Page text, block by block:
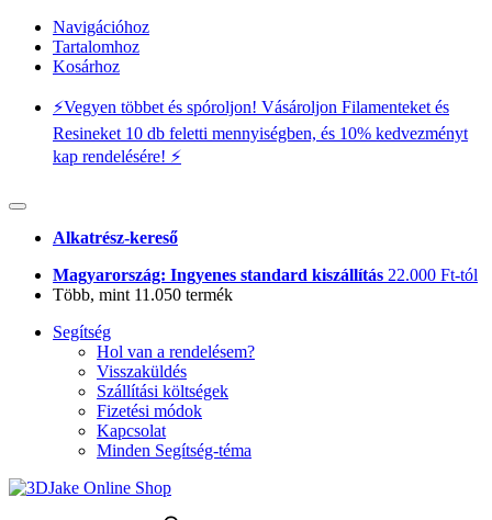
Navigációhoz
Tartalomhoz
Kosárhoz
⚡️Vegyen többet és spóroljon! Vásároljon Filamenteket és
Resineket 10 db feletti mennyiségben, és 10% kedvezményt
kap rendelésére! ⚡️
Alkatrész-kereső
Magyarország: Ingyenes standard kiszállítás 22.000 Ft-tól
Több, mint 11.050 termék
Segítség
Hol van a rendelésem?
Visszaküldés
Szállítási költségek
Fizetési módok
Kapcsolat
Minden Segítség-téma